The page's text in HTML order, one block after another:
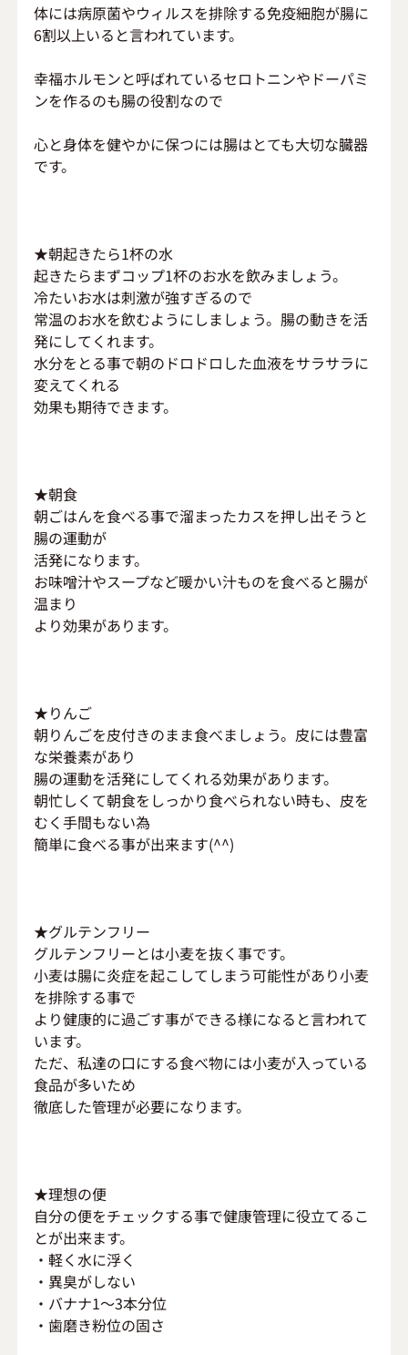
体には病原菌やウィルスを排除する免疫細胞が腸に
6割以上いると言われています。
幸福ホルモンと呼ばれているセロトニンやドーパミ
ンを作るのも腸の役割なので
心と身体を健やかに保つには腸はとても大切な臓器
です。
★朝起きたら1杯の水
起きたらまずコップ1杯のお水を飲みましょう。
冷たいお水は刺激が強すぎるので
常温のお水を飲むようにしましょう。腸の動きを活
発にしてくれます。
水分をとる事で朝のドロドロした血液をサラサラに
変えてくれる
効果も期待できます。
★朝食
朝ごはんを食べる事で溜まったカスを押し出そうと
腸の運動が
活発になります。
お味噌汁やスープなど暖かい汁ものを食べると腸が
温まり
より効果があります。
★りんご
朝りんごを皮付きのまま食べましょう。皮には豊富
な栄養素があり
腸の運動を活発にしてくれる効果があります。
朝忙しくて朝食をしっかり食べられない時も、皮を
むく手間もない為
簡単に食べる事が出来ます(^^)
★グルテンフリー
グルテンフリーとは小麦を抜く事です。
小麦は腸に炎症を起こしてしまう可能性があり小麦
を排除する事で
より健康的に過ごす事ができる様になると言われて
います。
ただ、私達の口にする食べ物には小麦が入っている
食品が多いため
徹底した管理が必要になります。
★理想の便
自分の便をチェックする事で健康管理に役立てるこ
とが出来ます。
・軽く水に浮く
・異臭がしない
・バナナ1～3本分位
・歯磨き粉位の固さ